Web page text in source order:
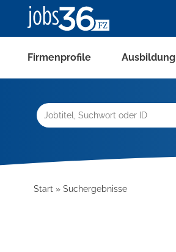
Firmenprofile Ausbildung
Start Suchergebnisse